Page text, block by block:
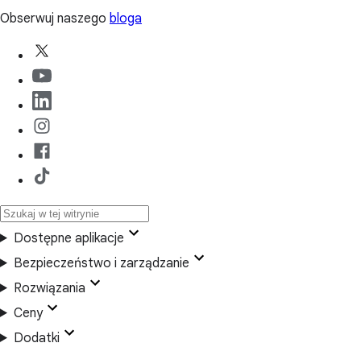
Obserwuj naszego bloga
Dostępne aplikacje
Bezpieczeństwo i zarządzanie
Rozwiązania
Ceny
Dodatki